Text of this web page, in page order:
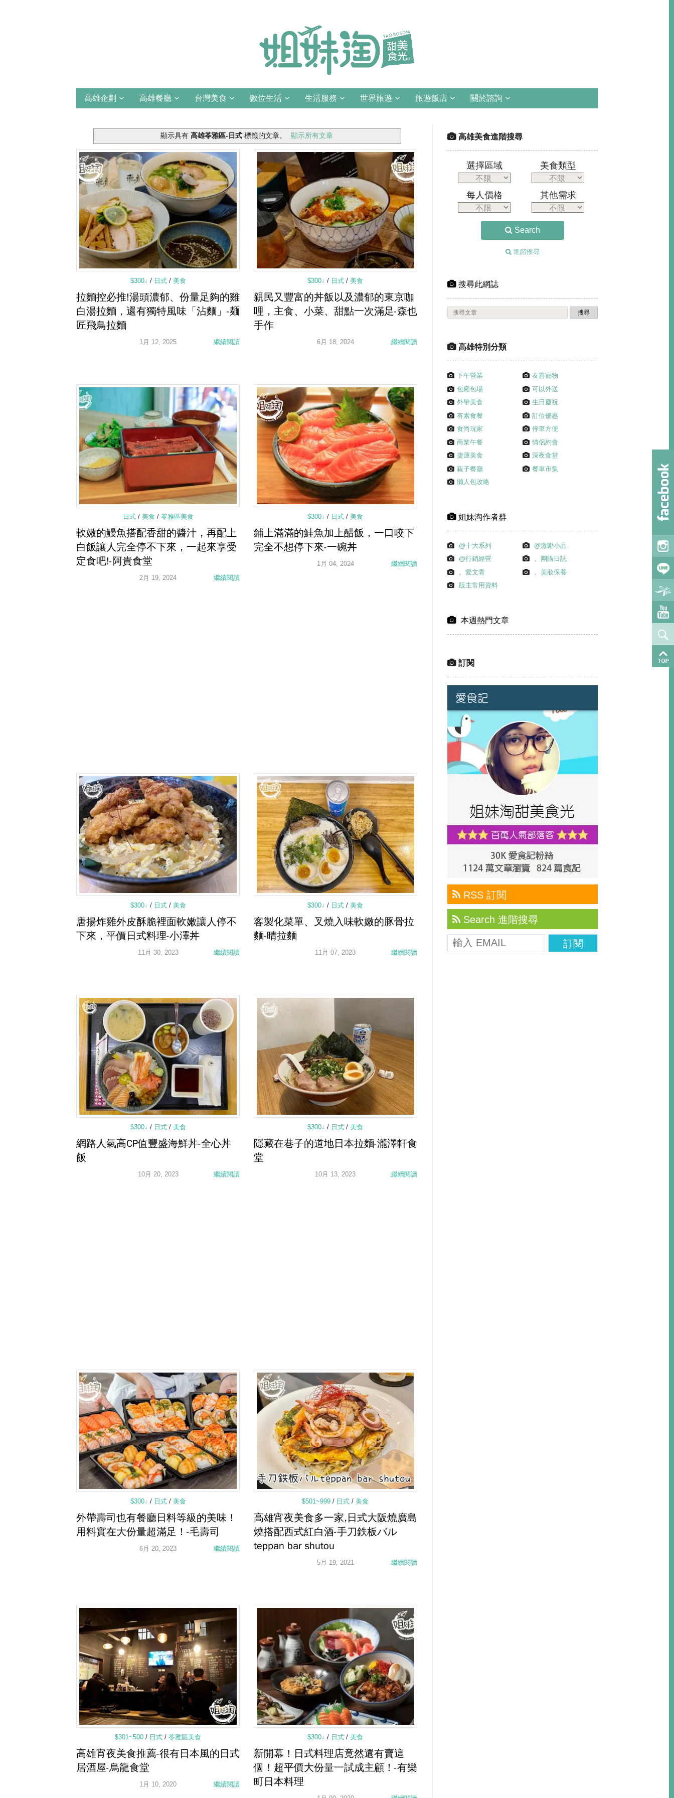
高雄企劃 高雄餐廳 台灣美食 數位生活 生活服務 世界旅遊 旅遊飯店 關於諮詢
顯示具有 高雄苓雅區-日式標籤的文章。 顯示所有文章
$300↓ / 日式 / 美食
拉麵控必推!湯頭濃郁、份量足夠的雞
白湯拉麵，還有獨特風味「沾麵」-麺
匠飛鳥拉麵
1月 12, 2025 繼續閱讀
$300↓/ 日式/美食
親民又豐富的丼飯以及濃郁的東京咖
哩，主食、小菜、甜點一次滿足-森也
手作
6月 18, 2024 繼續閱讀
日式 / 美食 / 苓雅區美食
軟嫩的鰻魚搭配香甜的醬汁，再配上
白飯讓人完全停不下來，一起來享受
定食吧!-阿貴食堂
2月 19, 2024 繼續閱讀
$300↓/ 日式/美食
鋪上滿滿的鮭魚加上醋飯，一口咬下
完全不想停下來-一碗丼
1月 04, 2024 繼續閱讀
$300↓ / 日式 / 美食
唐揚炸雞外皮酥脆裡面軟嫩讓人停不
下來，平價日式料理-小澤丼
11月 30, 2023 繼續閱讀
$300↓/ 日式/美食
客製化菜單、叉燒入味軟嫩的豚骨拉
麵-晴拉麵
11月 07, 2023 繼續閱讀
$300↓ / 日式 / 美食
網路人氣高CP值豐盛海鮮丼-全心丼
飯
10月 20, 2023 繼續閱讀
$300↓/ 日式/美食
隱藏在巷子的道地日本拉麵-瀧澤軒食
堂
10月 13, 2023 繼續閱讀
$300↓ / 日式 / 美食
外帶壽司也有餐廳日料等級的美味！
用料實在大份量超滿足！-毛壽司
6月 20, 2023 繼續閱讀
$501~999/ 日式/美食
高雄宵夜美食多一家,日式大阪燒廣島
燒搭配西式紅白酒-手刀鉄板バル
teppan bar shutou
5月 19, 2021 繼續閱讀
$301~500/ 日式/苓雅區美食
高雄宵夜美食推薦-很有日本風的日式
居酒屋-烏龍食堂
1月 10, 2020 繼續閱讀
$300↓/ 日式/美食
新開幕！日式料理店竟然還有賣這
個！超平價大份量一試成主顧！-有樂
町日本料理
高雄美食進階搜尋
選擇區域
每人價格
美食類型
其他需求
Search
進階搜尋
搜尋此網誌
高雄特別分類
下午營業
友善寵物
包廂包場
可以外送
外帶美食
生日慶祝
有素食餐
訂位優惠
食尚玩家
停車方便
商業午餐
情侶約會
捷運美食
深夜食堂
親子餐廳
餐車市集
懶人包攻略
姐妹淘作者群
@十大系列
@激勵小品
@行銷經營
。團購日誌
。愛文青
。美妝保養
版主常用資料
本週熱門文章
訂閱
RSS 訂閱
Search 進階搜尋